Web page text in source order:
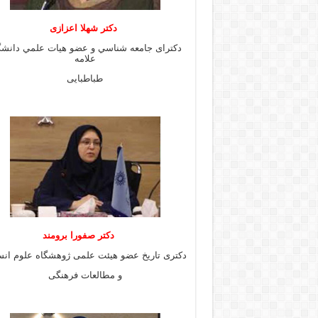
دكتر شهلا اعزازى
دكتراى جامعه شناسي و عضو هيات علمي
علامه
طباطبايى
دكتر صفورا برومند
دكترى تاريخ عضو هيئت علمى ژوهشگاه علوم
و مطالعات فرهنگى